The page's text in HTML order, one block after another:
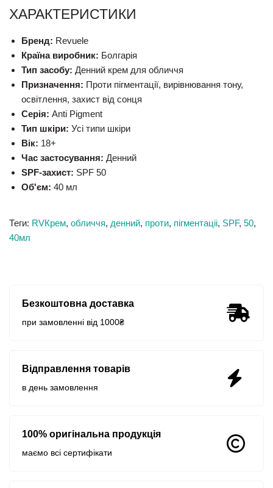
ХАРАКТЕРИСТИКИ
Бренд: Revuele
Країна виробник: Болгарія
Тип засобу: Денний крем для обличчя
Призначення: Проти пігментації, вирівнювання тону,
освітлення, захист від сонця
Серія: Anti Pigment
Тип шкіри: Усі типи шкіри
Вік: 18+
Час застосування: Денний
SPF-захист: SPF 50
Об'єм: 40 мл
Теги: RVКрем, обличчя, денний, проти, пігментаціі, SPF, 50,
40мл
Безкоштовна доставка
при замовленні від 1000₴
Відправлення товарів
в день замовлення
100% оригінальна продукція
маємо всі сертифікати